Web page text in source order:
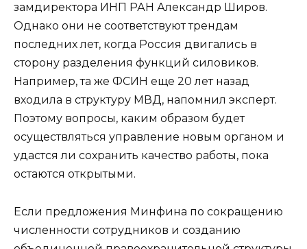
замдиректора ИНП РАН Александр Широв.
Однако они не соответствуют трендам
последних лет, когда Россия двигались в
сторону разделения функций силовиков.
Например, та же ФСИН еще 20 лет назад
входила в структуру МВД, напомнил эксперт.
Поэтому вопросы, каким образом будет
осуществляться управление новым органом и
удастся ли сохранить качество работы, пока
остаются открытыми.
Если предложения Минфина по сокращению
численности сотрудников и созданию